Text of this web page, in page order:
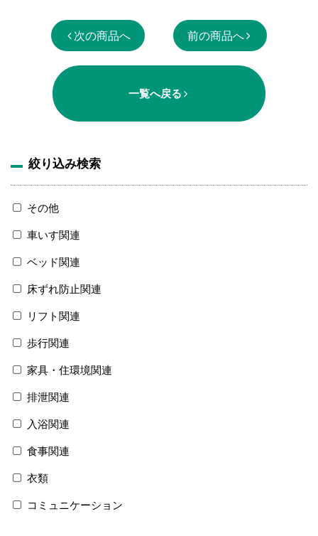
次の商品へ 前の商品へ
一覧へ戻る
絞り込み検索
その他
車いす関連
ベッド関連
床ずれ防止関連
リフト関連
歩行関連
家具・住環境関連
排泄関連
入浴関連
食事関連
衣類
コミュニケーション